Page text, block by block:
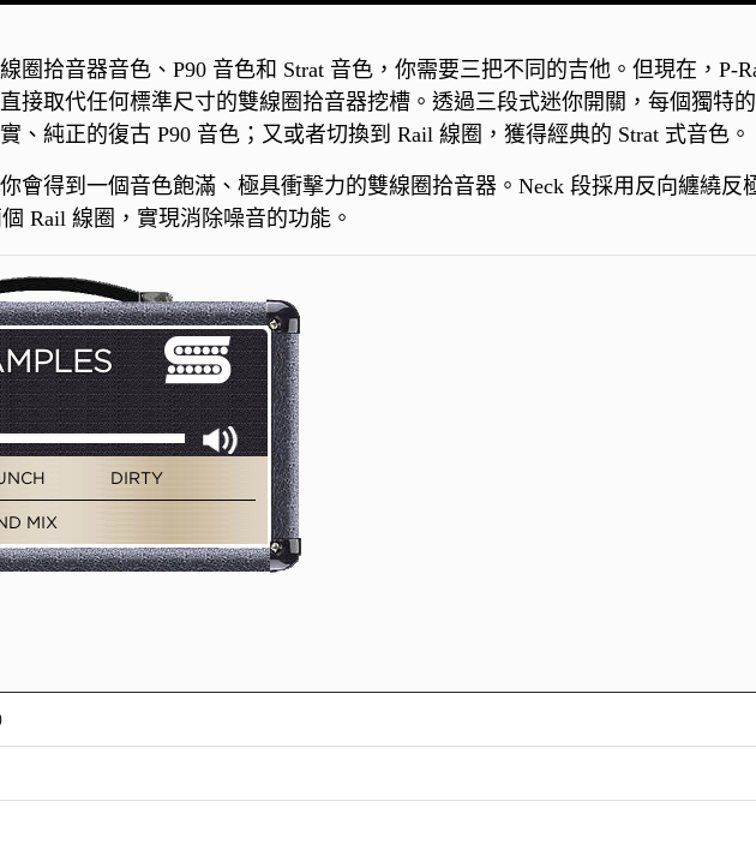
圈拾音器音色、P90 音色和 Strat 音色，你需要三把不同的吉他。但現在，P-
接取代任何標準尺寸的雙線圈拾音器挖槽。透過三段式迷你開關，每個獨特
、純正的復古 P90 音色；又或者切換到 Rail 線圈，獲得經典的 Strat 式音色。
會得到一個音色飽滿、極具衝擊力的雙線圈拾音器。Neck 段採用反向纏繞反
Rail 線圈，實現消除噪音的功能。